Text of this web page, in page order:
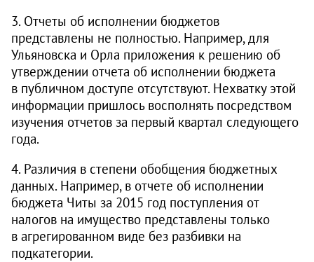
3. Отчеты об исполнении бюджетов
представлены не полностью. Например, для
Ульяновска и Орла приложения к решению об
утверждении отчета об исполнении бюджета
в публичном доступе отсутствуют. Нехватку этой
информации пришлось восполнять посредством
изучения отчетов за первый квартал следующего
года.
4. Различия в степени обобщения бюджетных
данных. Например, в отчете об исполнении
бюджета Читы за 2015 год поступления от
налогов на имущество представлены только
в агрегированном виде без разбивки на
подкатегории.